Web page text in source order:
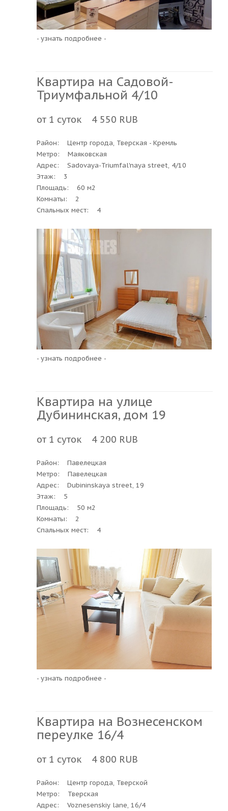
- узнать подробнее -
Квартира на Садовой-
Триумфальной 4/10
от 1 суток 4 550 RUB
Район: Центр города, Тверская - Кремль
Метро: Маяковская
Адрес: Sadovaya-Triumfal'naya street, 4/10
Этаж: 3
Площадь: 60 м2
Комнаты: 2
Спальных мест: 4
- узнать подробнее -
Квартира на улице
Дубининская, дом 19
от 1 суток 4 200 RUB
Район: Павелецкая
Метро: Павелецкая
Адрес: Dubininskaya street, 19
Этаж: 5
Площадь: 50 м2
Комнаты: 2
Спальных мест: 4
- узнать подробнее -
Квартира на Вознесенском
переулке 16/4
от 1 суток 4 800 RUB
Район: Центр города, Тверской
Метро: Тверская
Адрес: Voznesenskiy lane, 16/4